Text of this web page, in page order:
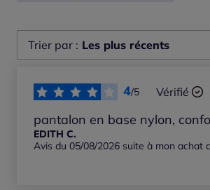
Trier par : Les plus récents
Les plus anciens
4/5 Vérifié
pantalon en base nylon,
EDITH C.
Avis du 05/08/2026 suite à mon achat